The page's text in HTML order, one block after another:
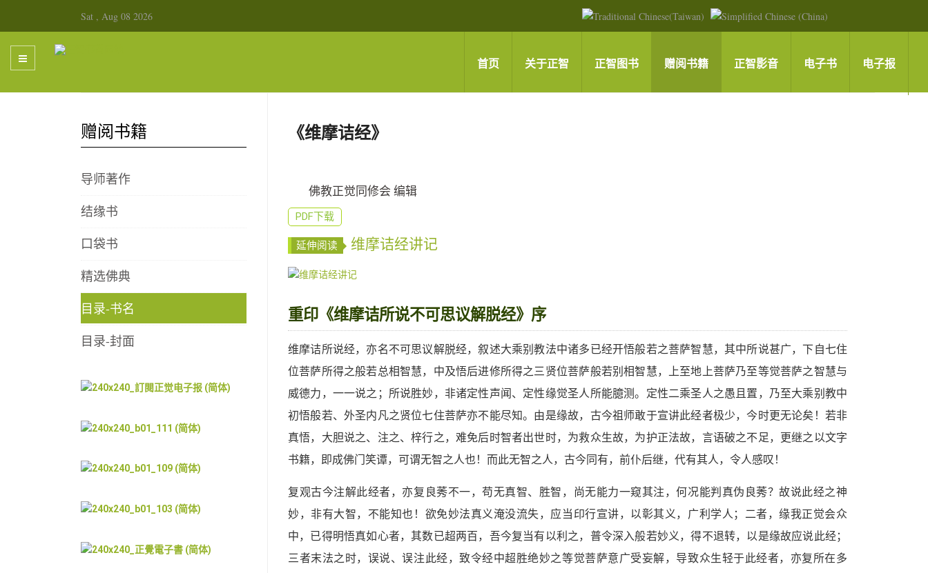
Sat , Aug 08 2026
首页 关于正智 正智图书 赠阅书籍 正智影音 电子书 电子报
《维摩诘经》
佛教正觉同修会 编辑
PDF下载
延伸阅读 维摩诘经讲记
重印《维摩诘所说不可思议解脱经》序
维摩诘所说经，亦名不可思议解脱经，叙述大乘别教法中诸多已经开悟般若之菩萨智慧，其中所说甚广，下自七住
位菩萨所得之般若总相智慧，中及悟后进修所得之三贤位菩萨般若别相智慧，上至地上菩萨乃至等觉菩萨之智慧与
威德力，一一说之；所说胜妙，非诸定性声闻、定性缘觉圣人所能臆测。定性二乘圣人之愚且置，乃至大乘别教中
初悟般若、外圣内凡之贤位七住菩萨亦不能尽知。由是缘故，古今祖师敢于宣讲此经者极少，今时更无论矣！若非
真悟，大胆说之、注之、梓行之，难免后时智者出世时，为救众生故，为护正法故，言语破之不足，更继之以文字
书籍，即成佛门笑谭，可谓无智之人也！而此无智之人，古今同有，前仆后继，代有其人，令人感叹！
复观古今注解此经者，亦复良莠不一，苟无真智、胜智，尚无能力一窥其注，何况能判真伪良莠？故说此经之神
妙，非有大智，不能知也！欲免妙法真义淹没流失，应当印行宣讲，以彰其义，广利学人；二者，缘我正觉会众
中，已得明悟真如心者，其数已超两百，吾今复当有以利之，普令深入般若妙义，得不退转，以是缘故应说此经；
三者末法之时，误说、误注此经，致令经中超胜绝妙之等觉菩萨意广受妄解，导致众生轻于此经者，亦复所在多
赠阅书籍
导师著作
结缘书
口袋书
精选佛典
目录-书名
目录-封面